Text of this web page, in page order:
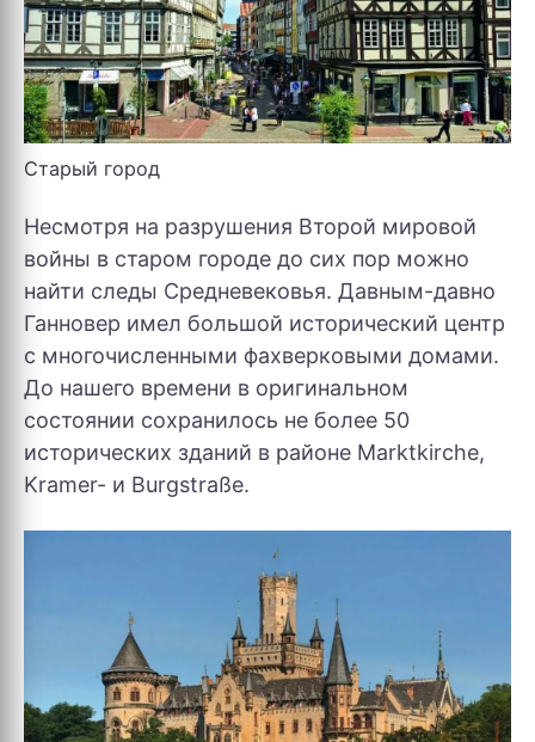
Старый город
Несмотря на разрушения Второй мировой
войны в старом городе до сих пор можно
найти следы Средневековья. Давным-давно
Ганновер имел большой исторический центр
с многочисленными фахверковыми домами.
До нашего времени в оригинальном
состоянии сохранилось не более 50
исторических зданий в районе Marktkirche,
Kramer- и Burgstraße.